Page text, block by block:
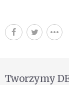
Tworzymy